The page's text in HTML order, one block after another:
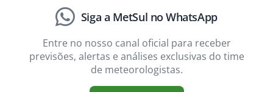
Siga a MetSul no WhatsApp
Entre no nosso canal oficial para receber
previsões, alertas e análises exclusivas do time
de meteorologistas.